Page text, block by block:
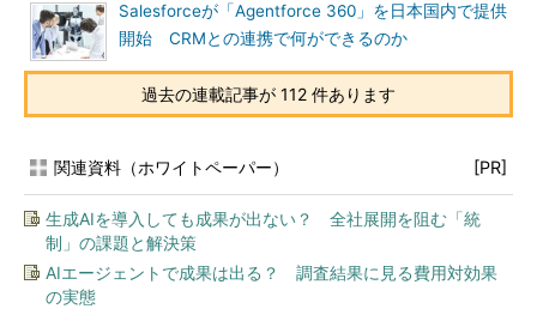
Salesforceが「Agentforce 360」を日本国内で提供
開始 CRMとの連携で何ができるのか
過去の連載記事が 112 件あります
関連資料（ホワイトペーパー） [PR]
生成AIを導入しても成果が出ない？ 全社展開を阻む「統
制」の課題と解決策
AIエージェントで成果は出る？ 調査結果に見る費用対効果
の実態